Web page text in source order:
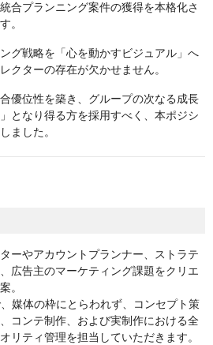
合プランニング案件の獲得を本格化さ
。
グ戦略を「心を動かすビジュアル」へ
クターの存在が欠かせません。
優位性を築き、グループの次なる成長
となり得る方を採用すべく、本ポジシ
ました。
ーやアカウントプランナー、ストラテ
広告主のマーケティング課題をクリエ
。
媒体の枠にとらわれず、コンセプト策
コンテ制作、および実制作における全
リティ管理を担当していただきます。